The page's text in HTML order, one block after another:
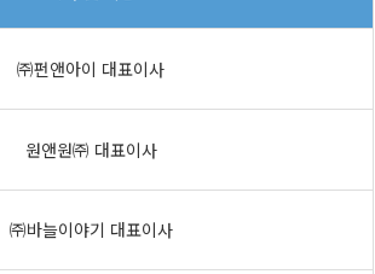
㈜펀앤아이 대표이사
원앤원㈜ 대표이사
㈜바늘이야기 대표이사